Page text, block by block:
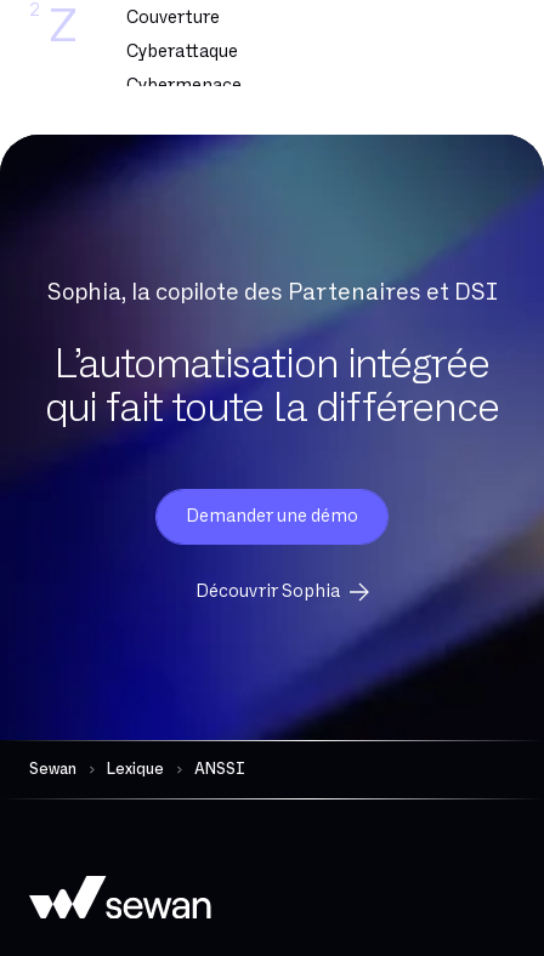
Z
2
Couverture
Cyberattaque
Cybermenace
Datacenter
Digital Workplace
Données sensibles
Débit descendant
Débit montant
Débit symétrique
Détection d’anomalies protocolaires
Edge Computing
Eligibilité
Endpoint
Sophia, la copilote des Partenaires et DSI
L’automatisation intégrée
qui fait toute la différence
Demander une démo
Découvrir Sophia
Sewan Lexique ANSSI